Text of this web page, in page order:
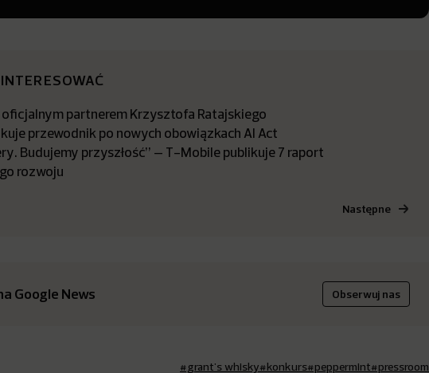
oficjalnym partnerem Krzysztofa Ratajskiego
przewodnik po nowych obowiązkach AI Act
Budujemy przyszłość” – T-Mobile publikuje 7 raport
rozwoju
Następne
Google News Obserwuj nas
#grant's whisky#konkurs#peppermint#pressroom